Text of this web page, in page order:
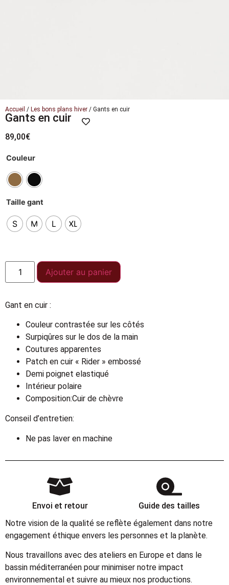
Accueil / Les bons plans hiver / Gants en cuir
Gants en cuir
89,00€
Couleur
Taille gant
S M L XL
Ajouter au panier
Gant en cuir :
Couleur contrastée sur les côtés
Surpiqûres sur le dos de la main
Coutures apparentes
Patch en cuir « Rider » embossé
Demi poignet elastiqué
Intérieur polaire
Composition:Cuir de chèvre
Conseil d’entretien:
Ne pas laver en machine
Envoi et retour
Guide des tailles
Notre vision de la qualité se reflète également dans notre
engagement éthique envers les personnes et la planète.
Nous travaillons avec des ateliers en Europe et dans le
bassin méditerranéen pour minimiser notre impact
environnemental et suivre au mieux nos productions.